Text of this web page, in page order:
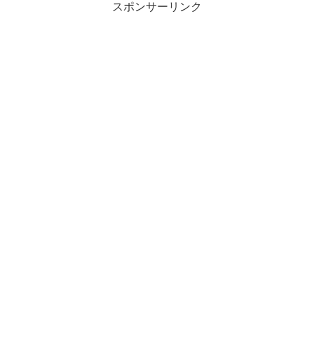
スポンサーリンク